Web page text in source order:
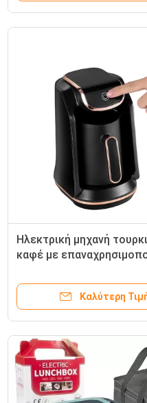
Ηλεκτρική μηχανή
καφέ με
Καλύτερη